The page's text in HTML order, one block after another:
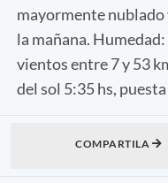
mayormente
la mañana.
vientos entre 7 y 53
del sol 5:35 hs,
COMPARTILA